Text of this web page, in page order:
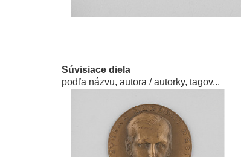
Súvisiace diela
podľa názvu, autora / autorky, tagov...